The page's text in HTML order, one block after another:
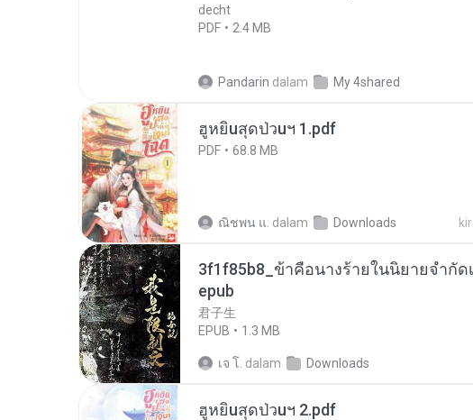
decht
PDF
2.4 MB
Pandarin dalam My 4shared
ฮูหยิuสุดป่วuฯ 1.pdf
PDF 68.8 MB
ณิชพน แ. dalam Downloads
3f1f85b8_ข้าคือนางร้ายในนิยายจำกัด
epub
君子生
EPUB
1.3 MB
เจ โ. dalam Downloads
ฮูหยิuสุดป่วuฯ 2.pdf